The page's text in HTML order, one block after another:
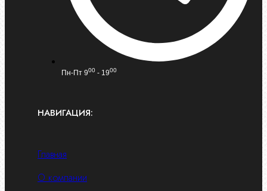
Пн-Пт 900 - 1900
НАВИГАЦИЯ:
Главная
О компании